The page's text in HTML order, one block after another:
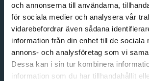
och annonserna till användarna,
för sociala medier och analysera vår
vidarebefordrar även sådana
information från din enhet till de sociala
annons- och analysföretag som vi
Dessa kan i sin tur kombinera
information som du har tillhandahållit
Email address